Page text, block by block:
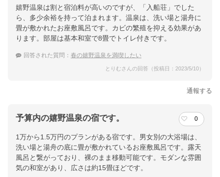
嬉野温泉は割と宿泊料が高いのですが、「入船荘」でした
ら、多少余裕を持って泊まれます。温泉は、洗い場と湯舟に
畳が敷かれたお座敷風呂です。カビの繁殖を抑える効果があ
ります。部屋は基本和室で8畳でトイレ付きです。
回答された質問： 春の嬉野温泉を満喫したい
とりむさんの回答（投稿日：2023/5/10）
通報する
予算内の嬉野温泉の宿です。 0
1万から1.5万円のプランがある宿です。男女別の大浴場は、
洗い場と湯舟の底に畳が敷かれているお座敷風呂です。露天
風呂と繋がっており、裸のまま移動可能です。モダンな雰囲
気の和室があり、広さは約15畳ほどです。